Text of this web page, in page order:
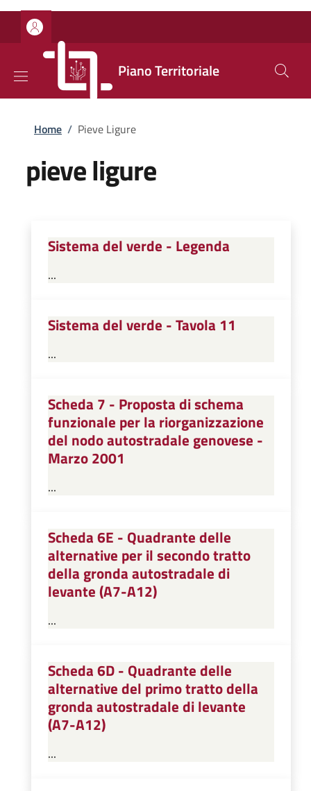
Salta al contenuto principale
Skip to footer content
Piano Territoriale
Briciole di pane
Home / Pieve Ligure
pieve ligure
Sistema del verde - Legenda
...
Sistema del verde - Tavola 11
...
Scheda 7 - Proposta di schema
funzionale per la riorganizzazione
del nodo autostradale genovese -
Marzo 2001
...
Scheda 6E - Quadrante delle
alternative per il secondo tratto
della gronda autostradale di
levante (A7-A12)
...
Scheda 6D - Quadrante delle
alternative del primo tratto della
gronda autostradale di levante
(A7-A12)
...